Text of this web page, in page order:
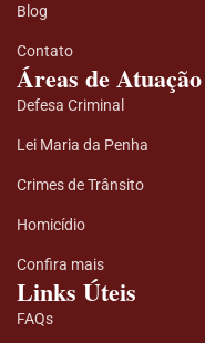
Blog
Contato
Áreas de Atuação
Defesa Criminal
Lei Maria da Penha
Crimes de Trânsito
Homicídio
Confira mais
Links Úteis
FAQs